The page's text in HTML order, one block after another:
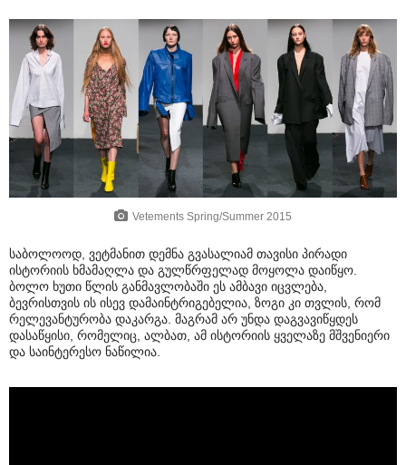
Vetements Spring/Summer 2015
საბოლოოდ, ვეტმანით დემნა გვასალიამ თავისი პირადი
ისტორიის ხმამაღლა და გულწრფელად მოყოლა დაიწყო.
ბოლო ხუთი წლის განმავლობაში ეს ამბავი იცვლება,
ბევრისთვის ის ისევ დამაინტრიგებელია, ზოგი კი თვლის, რომ
რელევანტურობა დაკარგა. მაგრამ არ უნდა დაგვავიწყდეს
დასაწყისი, რომელიც, ალბათ, ამ ისტორიის ყველაზე მშვენიერი
და საინტერესო ნაწილია.